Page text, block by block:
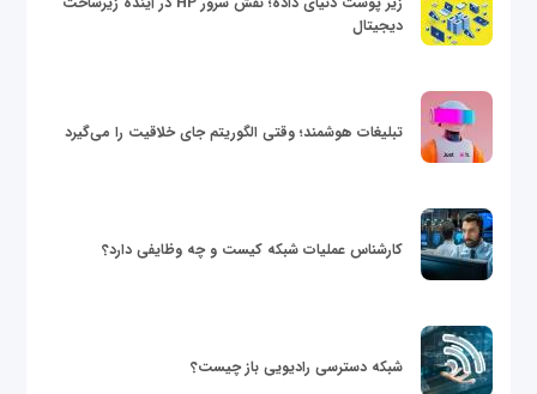
دیجیتال
تبلیغات هوشمند؛ وقتی الگوریتم جای خلاقیت را می‌گیرد
کارشناس عملیات شبکه کیست و چه وظایفی دارد؟
شبکه دسترسی رادیویی باز چیست؟